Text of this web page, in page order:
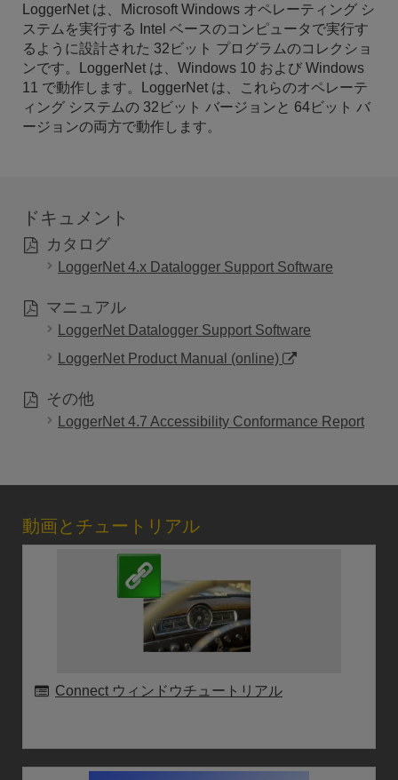
LoggerNet は、Microsoft Windows オペレーティング シ
ステムを実行する Intel ベースのコンピュータで実行す
るように設計された 32ビット プログラムのコレクショ
ンです。LoggerNet は、Windows 10 および Windows
11 で動作します。LoggerNet は、これらのオペレーテ
ィング システムの 32ビット バージョンと 64ビット バ
ージョンの両方で動作します。
ドキュメント
カタログ
LoggerNet 4.x Datalogger Support Software
マニュアル
LoggerNet Datalogger Support Software
LoggerNet Product Manual (online)
その他
LoggerNet 4.7 Accessibility Conformance Report
動画とチュートリアル
Connect ウィンドウチュートリアル